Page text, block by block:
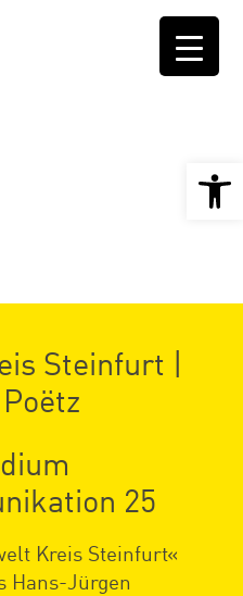
Steinfurt |
25
Kreis Steinfurt«
Hans-Jürgen